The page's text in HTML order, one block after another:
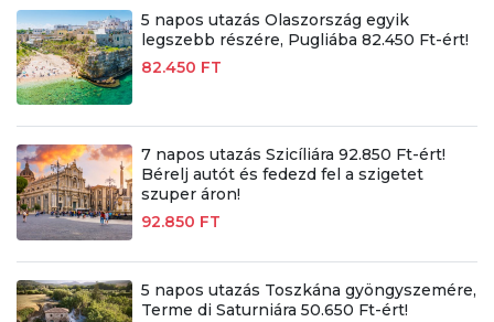
5 napos utazás Olaszország egyik
legszebb részére, Pugliába 82.450 Ft-ért!
82.450 FT
7 napos utazás Szicíliára 92.850 Ft-ért!
Bérelj autót és fedezd fel a szigetet
szuper áron!
92.850 FT
5 napos utazás Toszkána gyöngyszemére,
Terme di Saturniára 50.650 Ft-ért!